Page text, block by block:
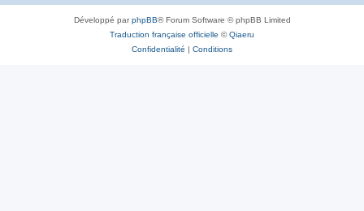
Développé parphpBB® Forum Software © phpBB Limited
Traduction française officielle ©Qiaeru
Confidentialité | Conditions